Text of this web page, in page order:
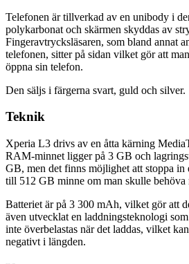
Telefonen är tillverkad av en unibody i
polykarbonat och skärmen skyddas av
Fingeravtrycksläsaren, som bland annat
telefonen, sitter på sidan vilket gör att
öppna sin telefon.
Den säljs i färgerna svart, guld och silver.
Teknik
Xperia L3 drivs av en åtta kärning
RAM-minnet ligger på 3 GB och
GB, men det finns möjlighet att stoppa in
till 512 GB minne om man skulle behöva
Batteriet är på 3 300 mAh, vilket gör att
även utvecklat en laddningsteknologi
inte överbelastas när det laddas, vilket
negativt i längden.